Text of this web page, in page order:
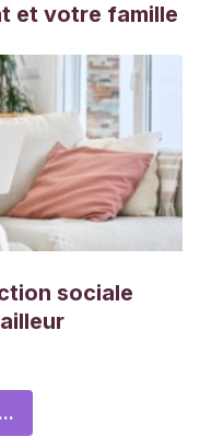
et votre famille
sociale